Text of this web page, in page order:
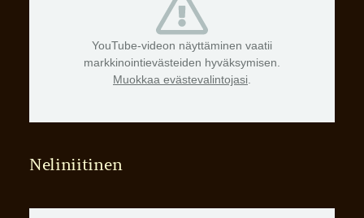
YouTube-videon näyttäminen vaatii
markkinointievästeiden hyväksymisen.
Muokkaa evästevalintojasi
Neliniitinen